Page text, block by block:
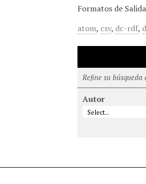
Formatos de Salida
atom, csv, dc-rdf,
Refine su búsqueda
Autor